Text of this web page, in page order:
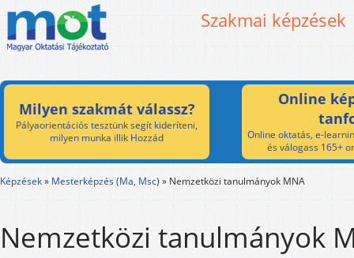
Szakmai képzések
Milyen szakmát válassz?
Pályaorientációs tesztünk segít kideríteni,
milyen munka illik Hozzád
Online
Online oktatás, e-
és válogass 165+
Képzések» Mesterképzés (Ma, Msc) » Nemzetközi tanulmányok MNA
Nemzetközi tanulmányok